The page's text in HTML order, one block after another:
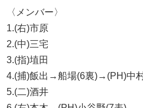
〈メンバー〉
1.(右)市原
2.(中)三宅
3.(指)埴田
4.(捕)飯出→船場(6裏)→(PH)中
5.(二)酒井